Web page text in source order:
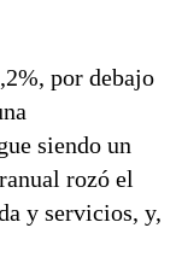
por debajo
siendo un
rozó el
y servicios, y,